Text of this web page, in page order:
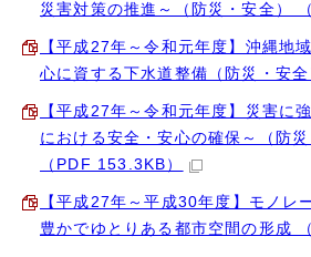
災害対策の推進～（防災・安全）
【平成27年～令和元年度】沖縄地
心に資する下水道整備（防災・安
【平成27年～令和元年度】災害に
における安全・安心の確保～（防災
（PDF 153.3KB）
【平成27年～平成30年度】モノレ
豊かでゆとりある都市空間の形成